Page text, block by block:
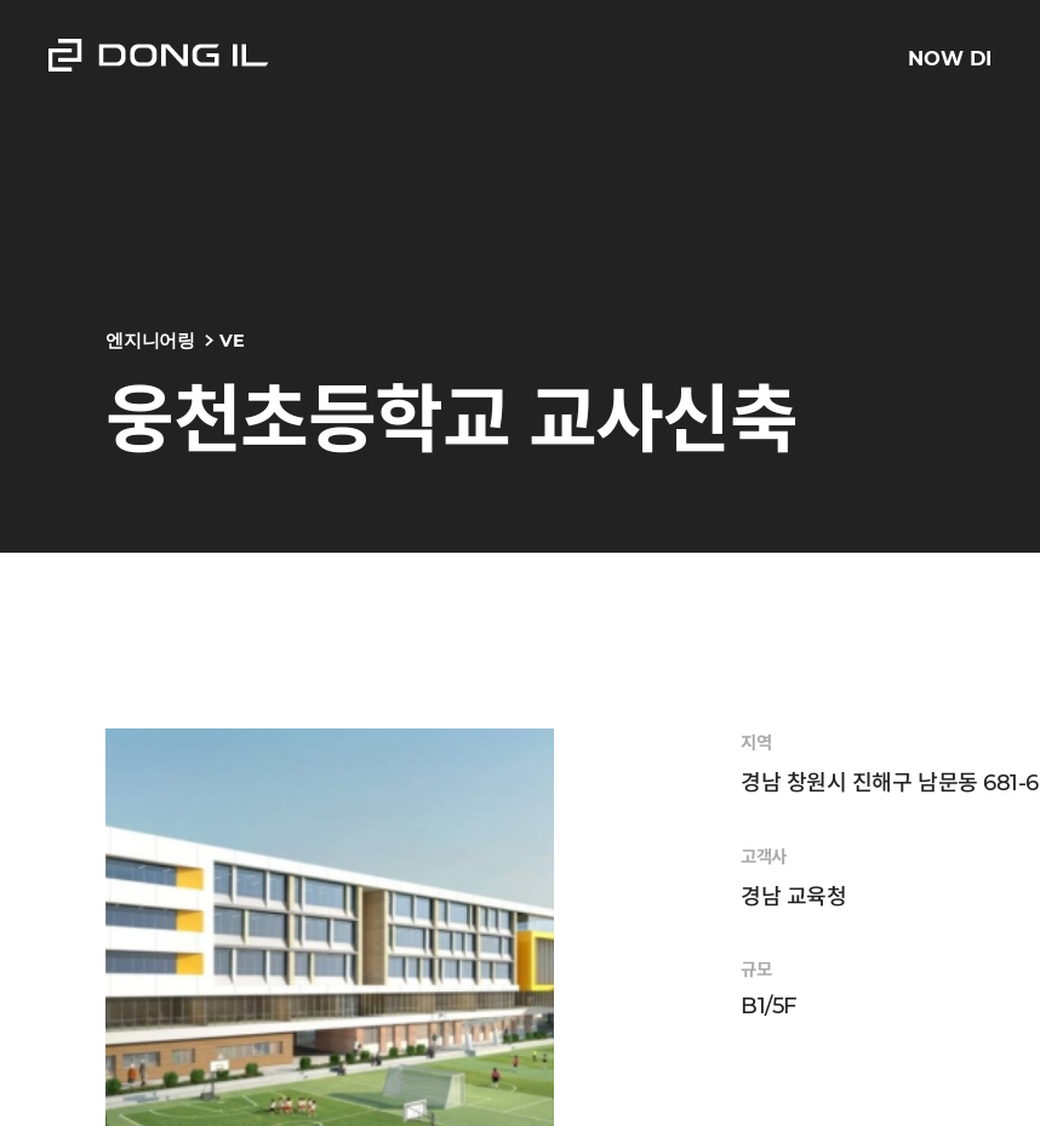
NOW DI
엔지니어링 VE
웅천초등학교 교사신축
지역
경남 창원시 진해구 남문동 681-6
고객사
경남 교육청
규모
B1/5F